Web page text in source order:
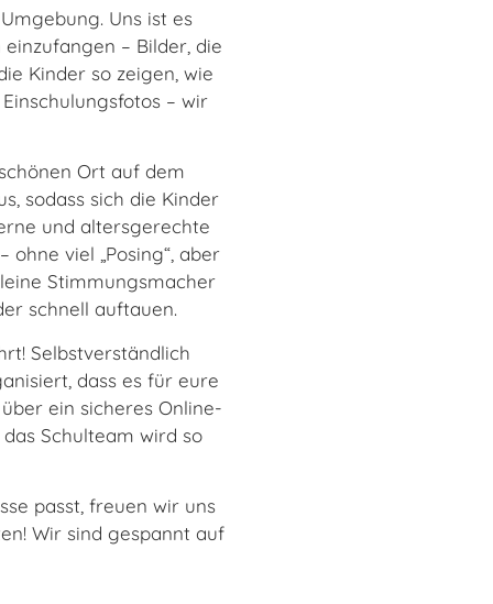
Uns ist es
– Bilder, die
Kinder so zeigen, wie
– wir
Ort auf dem
sodass sich die Kinder
und altersgerechte
viel „Posing“, aber
Stimmungsmacher
schnell auftauen.
Selbstverständlich
dass es für eure
ein sicheres Online-
Schulteam wird so
passt, freuen wir uns
Wir sind gespannt auf